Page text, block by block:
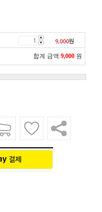
9,000원
합계 금액 9,000 원